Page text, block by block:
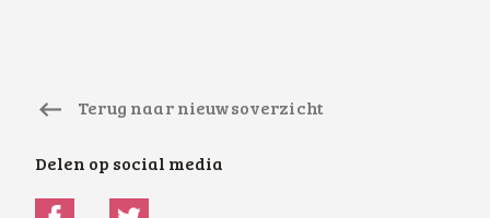
Terug naar nieuwsoverzicht
Delen op social media